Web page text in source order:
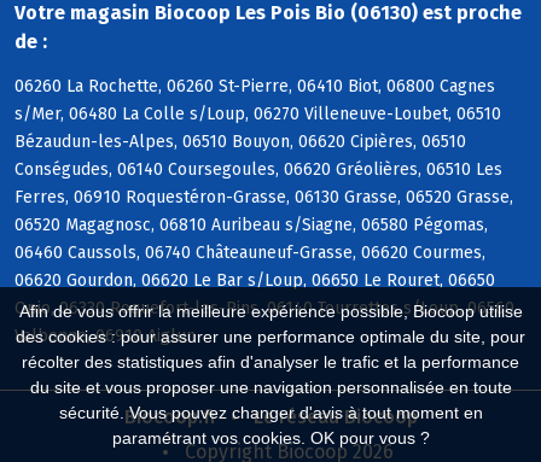
Afin de vous offrir la meilleure expérience possible, Biocoop utilise
des cookies : pour assurer une performance optimale du site, pour
récolter des statistiques afin d'analyser le trafic et la performance
du site et vous proposer une navigation personnalisée en toute
sécurité. Vous pouvez changer d'avis à tout moment en
paramétrant vos cookies. OK pour vous ?
Votre magasin Biocoop Les Pois Bio (06130) est proche
de :
06260 La Rochette, 06260 St-Pierre, 06410 Biot, 06800 Cagnes
s/Mer, 06480 La Colle s/Loup, 06270 Villeneuve-Loubet, 06510
Bézaudun-les-Alpes, 06510 Bouyon, 06620 Cipières, 06510
Conségudes, 06140 Coursegoules, 06620 Gréolières, 06510 Les
Ferres, 06910 Roquestéron-Grasse, 06130 Grasse, 06520 Grasse,
06520 Magagnosc, 06810 Auribeau s/Siagne, 06580 Pégomas,
06460 Caussols, 06740 Châteauneuf-Grasse, 06620 Courmes,
06620 Gourdon, 06620 Le Bar s/Loup, 06650 Le Rouret, 06650
Opio, 06330 Roquefort-les-Pins, 06140 Tourrettes s/Loup, 06560
Valbonne, 06910 Aiglun
Biocoop.fr
Le réseau Biocoop
Copyright Biocoop 2026